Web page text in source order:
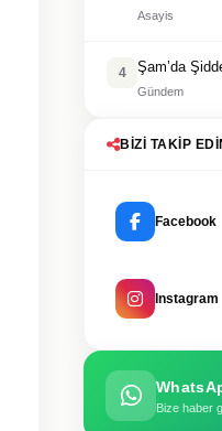
Asayis
4 Şam’da
Gündem
BIZI TAKIP
Facebook
Instagram
Bize haber